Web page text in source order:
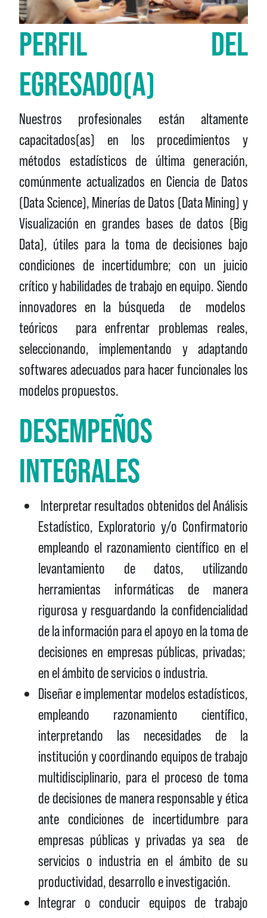
PERFIL DEL
EGRESADO(A)
Nuestros profesionales están altamente
capacitados(as) en los procedimientos y
métodos estadísticos de última generación,
comúnmente actualizados en Ciencia de Datos
(Data Science), Minerías de Datos (Data Mining) y
Visualización en grandes bases de datos (Big
Data), útiles para la toma de decisiones bajo
condiciones de incertidumbre; con un juicio
crítico y habilidades de trabajo en equipo. Siendo
innovadores en la búsqueda de modelos
teóricos para enfrentar problemas reales,
seleccionando, implementando y adaptando
softwares adecuados para hacer funcionales los
modelos propuestos.
DESEMPEÑOS
INTEGRALES
Interpretar resultados obtenidos del Análisis
Estadístico, Exploratorio y/o Confirmatorio
empleando el razonamiento científico en el
levantamiento de datos, utilizando
herramientas informáticas de manera
rigurosa y resguardando la confidencialidad
de la información para el apoyo en la toma de
decisiones en empresas públicas, privadas;
en el ámbito de servicios o industria.
Diseñar e implementar modelos estadísticos,
empleando razonamiento científico,
interpretando las necesidades de la
institución y coordinando equipos de trabajo
multidisciplinario, para el proceso de toma
de decisiones de manera responsable y ética
ante condiciones de incertidumbre para
empresas públicas y privadas ya sea de
servicios o industria en el ámbito de su
productividad, desarrollo e investigación.
Integrar o conducir equipos de trabajo